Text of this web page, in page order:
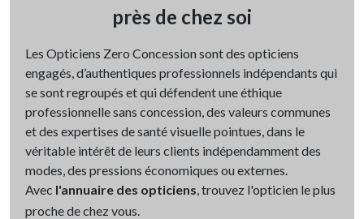
près de chez soi
Les Opticiens Zero Concession sont des opticiens
engagés, d’authentiques professionnels indépendants qui
se sont regroupés et qui défendent une éthique
professionnelle sans concession, des valeurs communes
et des expertises de santé visuelle pointues, dans le
véritable intérêt de leurs clients indépendamment des
modes, des pressions économiques ou externes.
Avec l'annuaire des opticiens , trouvez l'opticien le plus
proche de chez vous.